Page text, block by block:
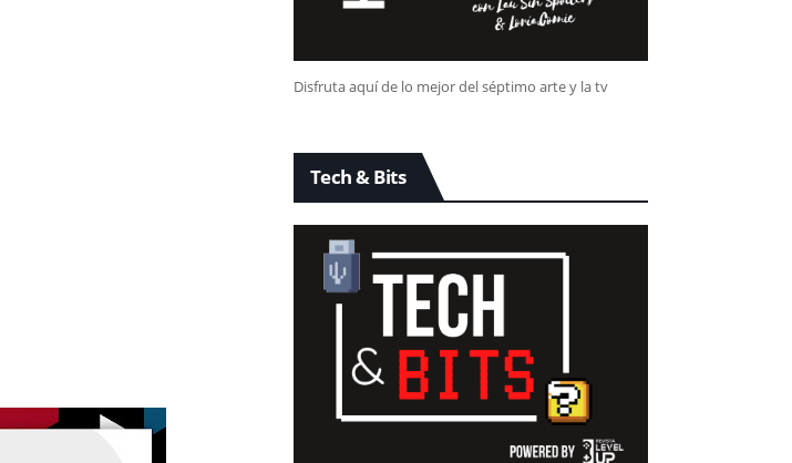
Disfruta aquí de lo mejor del séptimo arte y la tv
Tech & Bits